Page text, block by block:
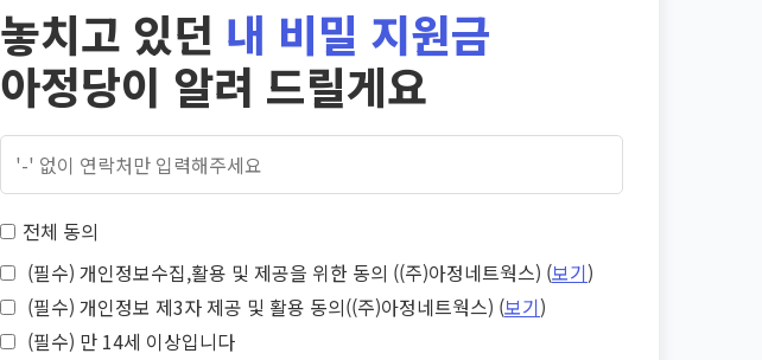
놓치고 있던 내 비밀 지원금
아정당이 알려 드릴게요
전체 동의
(필수) 개인정보수집,활용 및 제공을 위한 동의 ((주)아정네트웍스) (보기)
(필수) 개인정보 제3자 제공 및 활용 동의((주)아정네트웍스) (보기)
(필수) 만 14세 이상입니다